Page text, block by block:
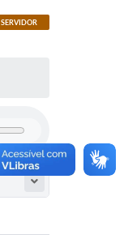
SERVIDOR